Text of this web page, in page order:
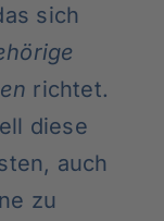
sich
richtet.
diese
auch
zu